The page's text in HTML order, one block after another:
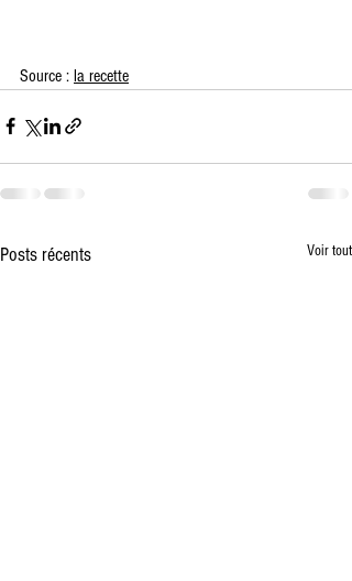
Source : la recette
Posts récents Voir tout